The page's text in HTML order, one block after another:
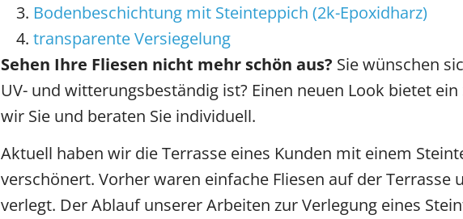
Bodenbeschichtung mit Steinteppich (2k-Epoxidharz)
transparente Versiegelung
Sehen Ihre Fliesen nicht mehr schön aus? Sie wünschen
UV- und witterungsbeständig ist? Einen neuen Look bietet
wir Sie und beraten Sie individuell.
Aktuell haben wir die Terrasse eines Kunden mit einem
verschönert. Vorher waren einfache Fliesen auf der Terrasse
verlegt. Der Ablauf unserer Arbeiten zur Verlegung eines